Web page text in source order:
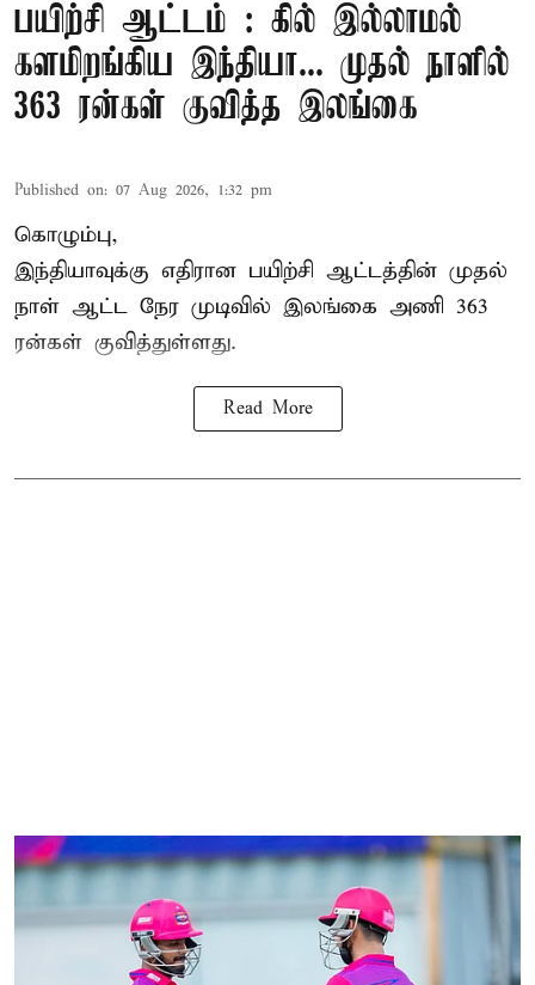
பயிற்சி ஆட்டம் : கில் இல்லாமல்
களமிறங்கிய இந்தியா... முதல் நாளில்
363 ரன்கள் குவித்த இலங்கை
Published on: 07 Aug 2026, 1:32 pm
கொழும்பு,
இந்தியாவுக்கு எதிரான பயிற்சி ஆட்டத்தின் முதல்
நாள் ஆட்ட நேர முடிவில் இலங்கை அணி 363
ரன்கள் குவித்துள்ளது.
Read More